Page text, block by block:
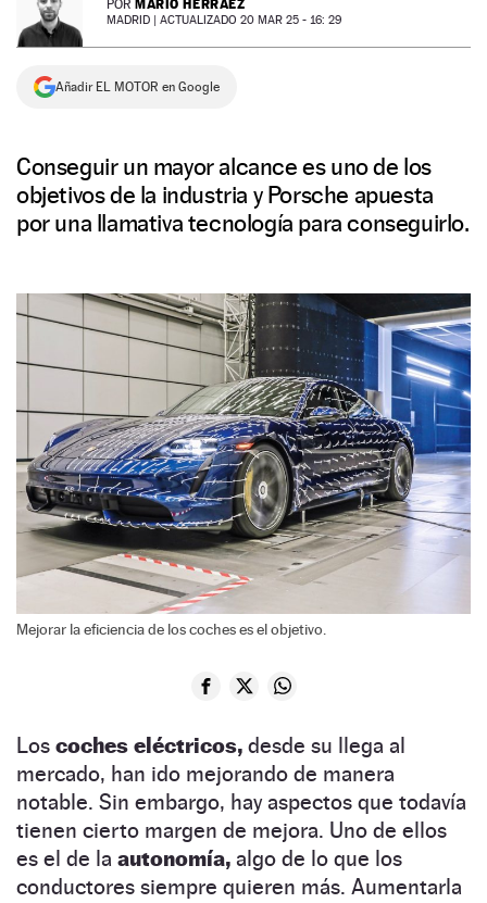
NEWSLETTER
SÍGUENOS
POR MARIO HERRÁEZ
MADRID | ACTUALIZADO 20 MAR 25 - 16: 29
Añadir EL MOTOR en Google
Conseguir un mayor alcance es uno de los
objetivos de la industria y Porsche apuesta
por una llamativa tecnología para conseguirlo.
Mejorar la eficiencia de los coches es el objetivo.
Los coches eléctricos, desde su llega al
mercado, han ido mejorando de manera
notable. Sin embargo, hay aspectos que todavía
tienen cierto margen de mejora. Uno de ellos
es el de la autonomía, algo de lo que los
conductores siempre quieren más. Aumentarla